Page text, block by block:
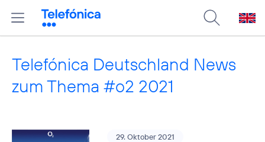
Telefónica Deutschland News
zum Thema #o2 2021
29. Oktober 2021